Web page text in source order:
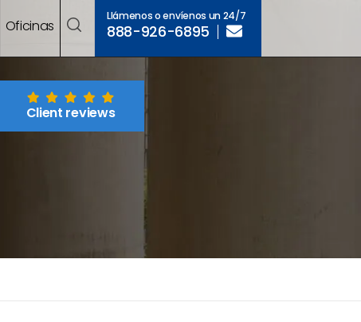
Oficinas
Llámenos o envíenos un 24/7
888-926-6895
Client reviews